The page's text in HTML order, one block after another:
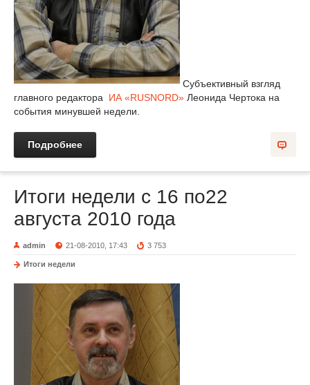
Субъективный взгляд
главного редактора
ИА «RUSNORD» Леонида Чертока на
события минувшей недели.
Подробнее
Итоги недели с 16 по22
августа 2010 года
admin 21-08-2010, 17:43 3 753
Итоги недели